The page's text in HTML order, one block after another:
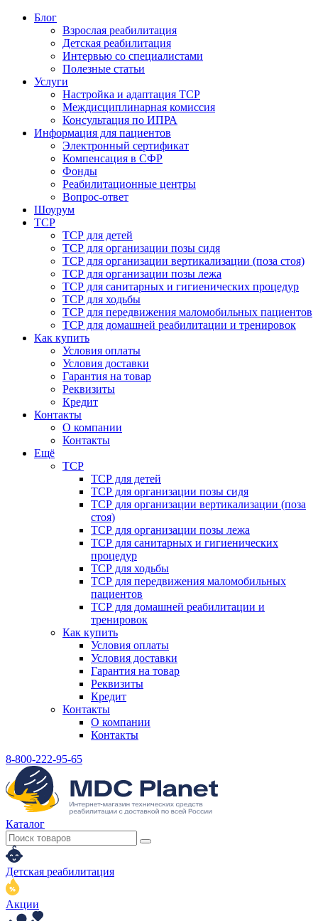
Блог
Взрослая реабилитация
Детская реабилитация
Интервью со специалистами
Полезные статьи
Услуги
Настройка и адаптация ТСР
Междисциплинарная комиссия
Консультация по ИПРА
Информация для пациентов
Электронный сертификат
Компенсация в СФР
Фонды
Реабилитационные центры
Вопрос-ответ
Шоурум
ТСР
ТСР для детей
ТСР для организации позы сидя
ТСР для организации вертикализации (поза стоя)
ТСР для организации позы лежа
ТСР для санитарных и гигиенических процедур
ТСР для ходьбы
ТСР для передвижения маломобильных пациентов
ТСР для домашней реабилитации и тренировок
Как купить
Условия оплаты
Условия доставки
Гарантия на товар
Реквизиты
Кредит
Контакты
О компании
Контакты
Ещё
ТСР
ТСР для детей
ТСР для организации позы сидя
ТСР для организации вертикализации (поза
стоя)
ТСР для организации позы лежа
ТСР для санитарных и гигиенических
процедур
ТСР для ходьбы
ТСР для передвижения маломобильных
пациентов
ТСР для домашней реабилитации и
тренировок
Как купить
Условия оплаты
Условия доставки
Гарантия на товар
Реквизиты
Кредит
Контакты
О компании
Контакты
8-800-222-95-65
Каталог
Детская реабилитация
Акции